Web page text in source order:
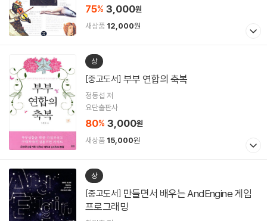
75% 3,000원
새상품 12,000원
상
[중고도서] 부부 연합의 축복
정동섭 저
요단출판사
80% 3,000원
새상품 15,000원
상
[중고도서]
프로그래밍